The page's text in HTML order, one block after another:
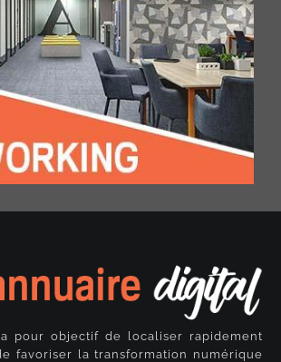
a pour objectif de localiser rapidement
favoriser la transformation numérique